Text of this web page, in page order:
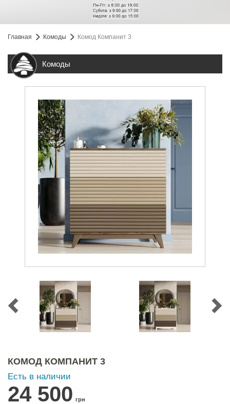
Главная Комоды Комод Компанит 3
Комоды
КОМОД КОМПАНИТ 3
Есть в наличии
24 500 грн